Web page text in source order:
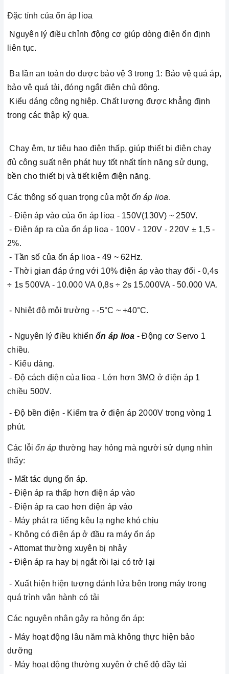
Đặc tính của ổn áp lioa
Nguyên lý điều chỉnh động cơ giúp dòng điện ổn định
liên tục.
Ba lần an toàn do được bảo vệ 3 trong 1: Bảo vệ quá áp,
bảo vệ quá tải, đóng ngắt điện chủ động.
Kiểu dáng công nghiệp. Chất lượng được khẳng định
trong các thập kỷ qua.
Chạy êm, tự tiêu hao điện thấp, giúp thiết bị điện chạy
đủ công suất nên phát huy tốt nhất tính năng sử dụng,
bền cho thiết bị và tiết kiệm điện năng.
Các thông số quan trọng của một ổn áp lioa.
- Điện áp vào của ổn áp lioa - 150V(130V) ~ 250V.
- Điện áp ra của ổn áp lioa - 100V - 120V - 220V ± 1,5 -
2%.
- Tần số của ổn áp lioa - 49 ~ 62Hz.
- Thời gian đáp ứng với 10% điện áp vào thay đổi - 0,4s
÷ 1s 500VA - 10.000 VA 0,8s ÷ 2s 15.000VA - 50.000 VA.
- Nhiệt độ môi trường - -5°C ~ +40°C.
- Nguyên lý điều khiển ổn áp lioa - Động cơ Servo 1
chiều.
- Kiểu dáng.
- Độ cách điện của lioa - Lớn hơn 3MΩ ở điện áp 1
chiều 500V.
- Độ bền điện - Kiểm tra ở điện áp 2000V trong vòng 1
phút.
Các lỗiổn áp thường hay hỏng mà người sử dụng nhìn
thấy:
- Mất tác dụng ổn áp.
- Điện áp ra thấp hơn điện áp vào
- Điện áp ra cao hơn điện áp vào
- Máy phát ra tiếng kêu lạ nghe khó chịu
- Không có điện áp ở đầu ra máy ổn áp
- Attomat thường xuyên bị nhảy
- Điện áp ra hay bị ngắt rồi lại có trở lại
- Xuất hiện hiện tượng đánh lửa bên trong máy trong
quá trình vận hành có tải
Các nguyên nhân gây ra hỏng ổn áp:
- Máy hoạt động lâu năm mà không thực hiện bảo
dưỡng
- Máy hoạt động thường xuyên ở chế độ đầy tải